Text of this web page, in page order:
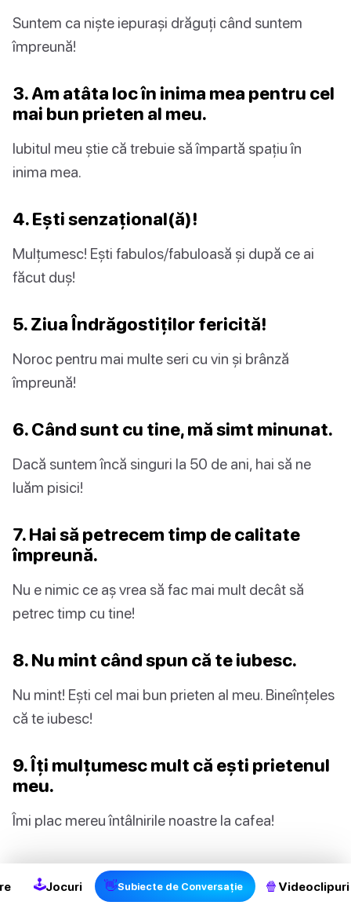
2
Suntem ca niște iepurași drăguți când suntem
împreună!
3. Am atâta loc în inima mea pentru cel
mai bun prieten al meu.
Iubitul meu știe că trebuie să împartă spațiu în
inima mea.
4. Ești senzațional(ă)!
Mulțumesc! Ești fabulos/fabuloasă și după ce ai
făcut duș!
5. Ziua Îndrăgostiților fericită!
Noroc pentru mai multe seri cu vin și brânză
împreună!
6. Când sunt cu tine, mă simt minunat.
Dacă suntem încă singuri la 50 de ani, hai să ne
luăm pisici!
7. Hai să petrecem timp de calitate
împreună.
Nu e nimic ce aș vrea să fac mai mult decât să
petrec timp cu tine!
8. Nu mint când spun că te iubesc.
Nu mint! Ești cel mai bun prieten al meu. Bineînțeles
că te iubesc!
9. Îți mulțumesc mult că ești prietenul
meu.
Îmi plac mereu întâlnirile noastre la cafea!
🕹Jocuri 👋Subiecte de Conversație 🍿 Videoclipuri